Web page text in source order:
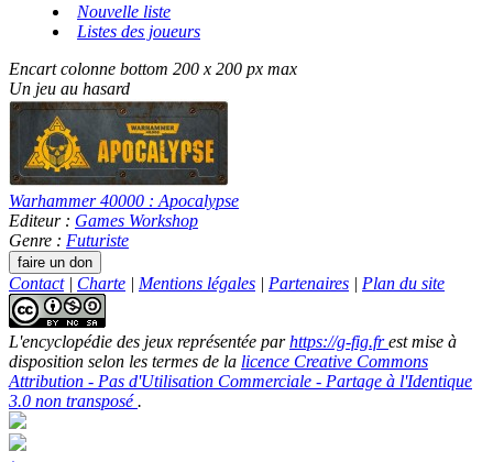
Nouvelle liste
Listes des joueurs
Encart colonne bottom 200 x 200 px max
Un jeu au hasard
Warhammer 40000 : Apocalypse
Editeur : Games Workshop
Genre : Futuriste
Contact| Charte | Mentions légales | Partenaires | Plan du site
L'encyclopédie des jeux représentée parhttps://g-fig.frest mise à
disposition selon les termes de la licence Creative Commons
Attribution - Pas d'Utilisation Commerciale - Partage à l'Identique
3.0 non transposé.